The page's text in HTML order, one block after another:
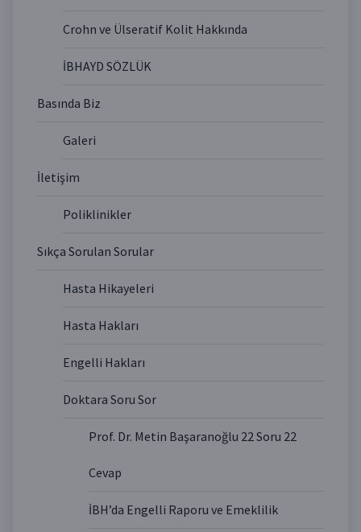
Crohn ve Ülseratif Kolit Hakkında
İBHAYD SÖZLÜK
Basında Biz
Galeri
İletişim
Poliklinikler
Sıkça Sorulan Sorular
Hasta Hikayeleri
Hasta Hakları
Engelli Hakları
Doktara Soru Sor
Prof. Dr. Metin Başaranoğlu 22 Soru 22
Cevap
İBH’da Engelli Raporu ve Emeklilik